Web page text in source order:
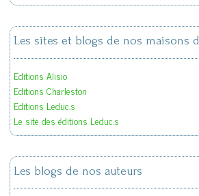
Les sites et blogs de nos maisons
Editions Alisio
Editions Charleston
Editions Leduc.s
Le site des éditions Leduc.s
Les blogs de nos auteurs